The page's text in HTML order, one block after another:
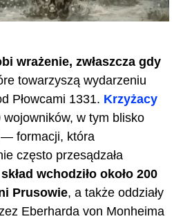
wrażenie, zwłaszcza gdy
towarzyszą wydarzeniu
Płowcami 1331. Krzyżacy
wojowników, w tym blisko
formacji, która
często przesądzała
wchodziło około 200
Prusowie, a także oddziały
Eberharda von Monheima